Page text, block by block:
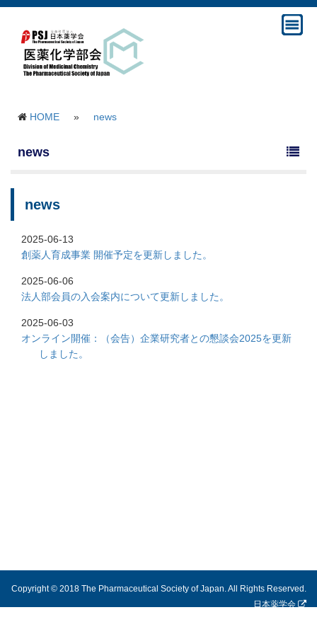
HOME » news
news
news
2025-06-13
創薬人育成事業 開催予定を更新しました。
2025-06-06
法人部会員の入会案内について更新しました。
2025-06-03
オンライン開催：（会告）企業研究者との懇談会2025を更新
しました。
Copyright © 2018 The Pharmaceutical Society of Japan. All Rights Reserved.
日本薬学会